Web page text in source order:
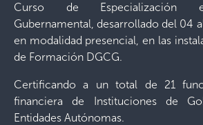
Curso de Especialización
Gubernamental, desarrollado del 04
en modalidad presencial, en las
de Formación DGCG.
Certificando a un total de 21
financiera de Instituciones de
Entidades Autónomas.